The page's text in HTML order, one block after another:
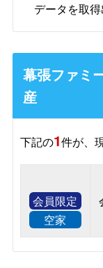
データを取
幕張ファミ
産
下記の1件が、
会員限定
空家